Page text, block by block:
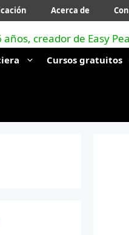
Acerca de
Cursos gratuitos